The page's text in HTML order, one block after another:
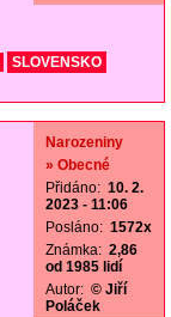
SLOVENSKO
Narozeniny
» Obecné
Přidáno: 10. 2.
2023 - 11:06
Posláno: 1572x
Známka: 2,86
od 1985 lidí
Autor: © Jiří
Poláček